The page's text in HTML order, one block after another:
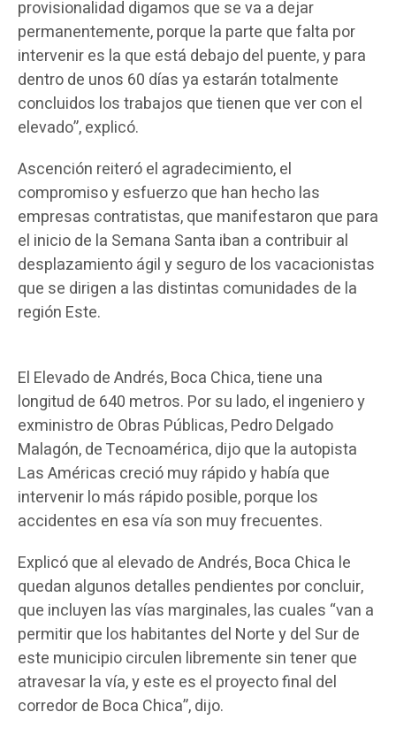
provisionalidad digamos que se va a dejar
permanentemente, porque la parte que falta por
intervenir es la que está debajo del puente, y para
dentro de unos 60 días ya estarán totalmente
concluidos los trabajos que tienen que ver con el
elevado”, explicó.
Ascención reiteró el agradecimiento, el
compromiso y esfuerzo que han hecho las
empresas contratistas, que manifestaron que para
el inicio de la Semana Santa iban a contribuir al
desplazamiento ágil y seguro de los vacacionistas
que se dirigen a las distintas comunidades de la
región Este.
El Elevado de Andrés, Boca Chica, tiene una
longitud de 640 metros. Por su lado, el ingeniero y
exministro de Obras Públicas, Pedro Delgado
Malagón, de Tecnoamérica, dijo que la autopista
Las Américas creció muy rápido y había que
intervenir lo más rápido posible, porque los
accidentes en esa vía son muy frecuentes.
Explicó que al elevado de Andrés, Boca Chica le
quedan algunos detalles pendientes por concluir,
que incluyen las vías marginales, las cuales “van a
permitir que los habitantes del Norte y del Sur de
este municipio circulen libremente sin tener que
atravesar la vía, y este es el proyecto final del
corredor de Boca Chica”, dijo.